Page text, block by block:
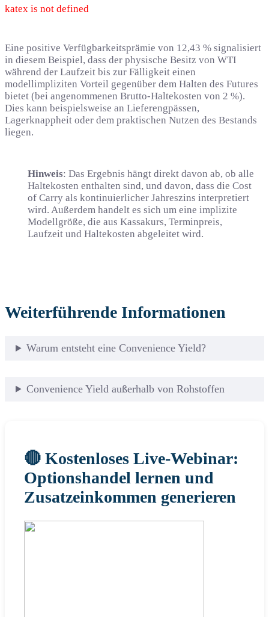
katex is not defined
Eine positive Verfügbarkeitsprämie von 12,43 % signalisiert
in diesem Beispiel, dass der physische Besitz von WTI
während der Laufzeit bis zur Fälligkeit einen
modellimpliziten Vorteil gegenüber dem Halten des Futures
bietet (bei angenommenen Brutto-Haltekosten von 2 %).
Dies kann beispielsweise an Lieferengpässen,
Lagerknappheit oder dem praktischen Nutzen des Bestands
liegen.
Hinweis: Das Ergebnis hängt direkt davon ab, ob alle
Haltekosten enthalten sind, und davon, dass die Cost
of Carry als kontinuierlicher Jahreszins interpretiert
wird. Außerdem handelt es sich um eine implizite
Modellgröße, die aus Kassakurs, Terminpreis,
Laufzeit und Haltekosten abgeleitet wird.
Weiterführende Informationen
Warum entsteht eine Convenience Yield?
Convenience Yield außerhalb von Rohstoffen
🔴 Kostenloses Live-Webinar:
Optionshandel lernen und
Zusatzeinkommen generieren